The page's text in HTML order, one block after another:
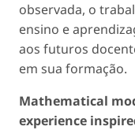
observada, o
ensino e
aos futuros
em sua formação.
Mathematical
experience